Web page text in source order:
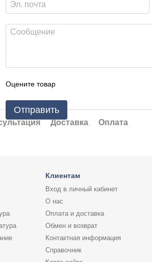
Оцените товар
Отправить
Доставка Оплата
Клиентам
Вход в личный кабинет
О нас
Оплата и доставка
Обмен и возврат
Контактная информация
Справочник